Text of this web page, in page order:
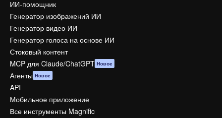
ИИ-помощник
Генератор изображений ИИ
Генератор видео ИИ
Генератор голоса на основе ИИ
Стоковый контент
MCP для Claude/ChatGPT Новое
Агенты Новое
API
Мобильное приложение
Все инструменты Magnific